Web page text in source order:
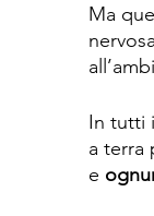
Ma
In tutti
a terra
e